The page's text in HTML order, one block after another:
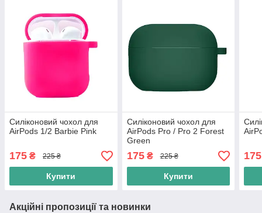
Силіконовий чохол для
AirPods 1/2 Barbie Pink
175 ₴ 225 ₴
Купити
Силіконовий чохол для
AirPods Pro / Pro 2 Forest
Green
175₴ 225 ₴
Купити
175
Акційні пропозиції та новинки